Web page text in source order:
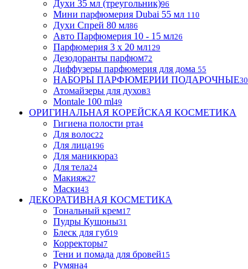
Духи 35 мл (треугольник)96
Мини парфюмерия Dubai 55 мл 110
Духи Спрей 80 мл86
Авто Парфюмерия 10 - 15 мл26
Парфюмерия 3 х 20 мл129
Дезодоранты парфюм72
Диффузеры парфюмерия для дома 55
НАБОРЫ ПАРФЮМЕРИИ ПОДАРОЧНЫЕ30
Атомайзеры для духов3
Montale 100 ml49
ОРИГИНАЛЬНАЯ КОРЕЙСКАЯ КОСМЕТИКА
Гигиена полости рта4
Для волос22
Для лица196
Для маникюра3
Для тела24
Макияж27
Маски43
ДЕКОРАТИВНАЯ КОСМЕТИКА
Тональный крем17
Пудры Кушоны31
Блеск для губ19
Корректоры7
Тени и помада для бровей15
Румяна4